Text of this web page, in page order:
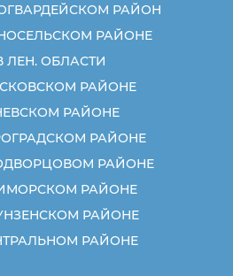
РАЙОН
РАЙОНЕ
ЛЕН. ОБЛАСТИ
РАЙОНЕ
РАЙОНЕ
РАЙОНЕ
РАЙОНЕ
РАЙОНЕ
РАЙОНЕ
РАЙОНЕ